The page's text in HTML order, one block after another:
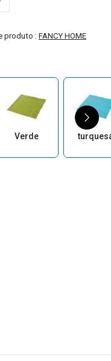
produto : FANCY HOME
Verde